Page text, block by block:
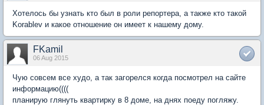
Хотелось бы узнать кто был в роли репортера, а также кто такой
Korablev и какое отношение он имеет к нашему дому.
FKamil
06 Aug 2015
Чую совсем все худо, а так загорелся когда посмотрел на сайте
информацию((((
планирую глянуть квартирку в 8 доме, на днях поеду погляжу.